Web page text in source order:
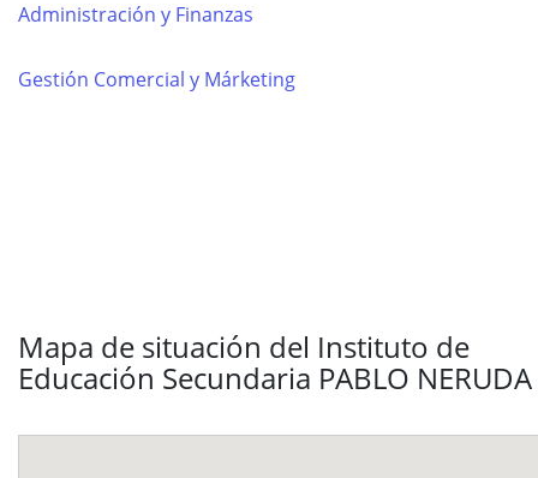
Administración y Finanzas
Gestión Comercial y Márketing
Mapa de situación del Instituto de
Educación Secundaria PABLO NERUDA